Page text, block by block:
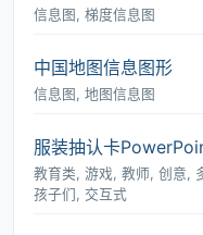
信息图, 梯度信息图
中国地图信息图形
信息图, 地图信息图
服装抽认卡
教育类, 游戏, 教师, 创意,
孩子们, 交互式